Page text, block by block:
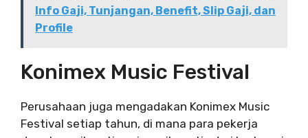
Info Gaji, Tunjangan, Benefit, Slip Gaji, dan
Profile
Konimex Music Festival
Perusahaan juga mengadakan Konimex Music
Festival setiap tahun, di mana para pekerja